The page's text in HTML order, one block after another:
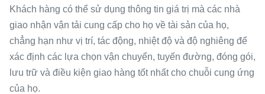
Khách hàng có thể sử dụng thông tin giá trị mà các nhà
giao nhận vận tải cung cấp cho họ về tài sản của họ,
chẳng hạn như vị trí, tác động, nhiệt độ và độ nghiêng để
xác định các lựa chọn vận chuyển, tuyến đường, đóng gói,
lưu trữ và điều kiện giao hàng tốt nhất cho chuỗi cung ứng
của họ.